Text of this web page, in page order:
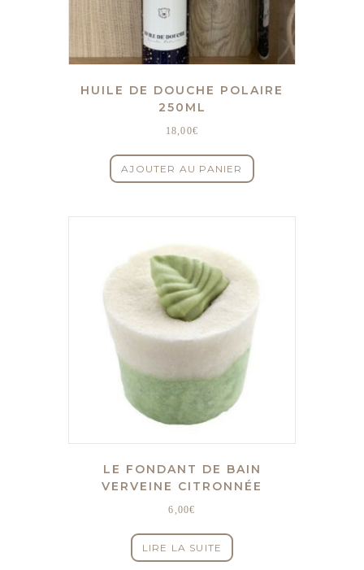
HUILE DE DOUCHE POLAIRE
250ML
18,00€
AJOUTER AU PANIER
LE FONDANT DE BAIN
VERVEINE CITRONNÉE
6,00€
LIRE LA SUITE